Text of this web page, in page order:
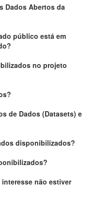
Dados Abertos da
público está em
no projeto
de Dados (Datasets) e
disponibilizados?
interesse não estiver